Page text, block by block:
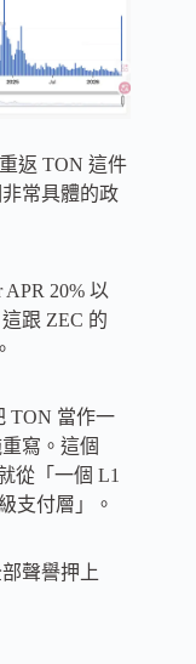
返 TON 這件
常具體的政
APR 20% 以
跟 ZEC 的
TON 當作一
寫。這個
從「一個 L1
支付層」。
聲譽押上